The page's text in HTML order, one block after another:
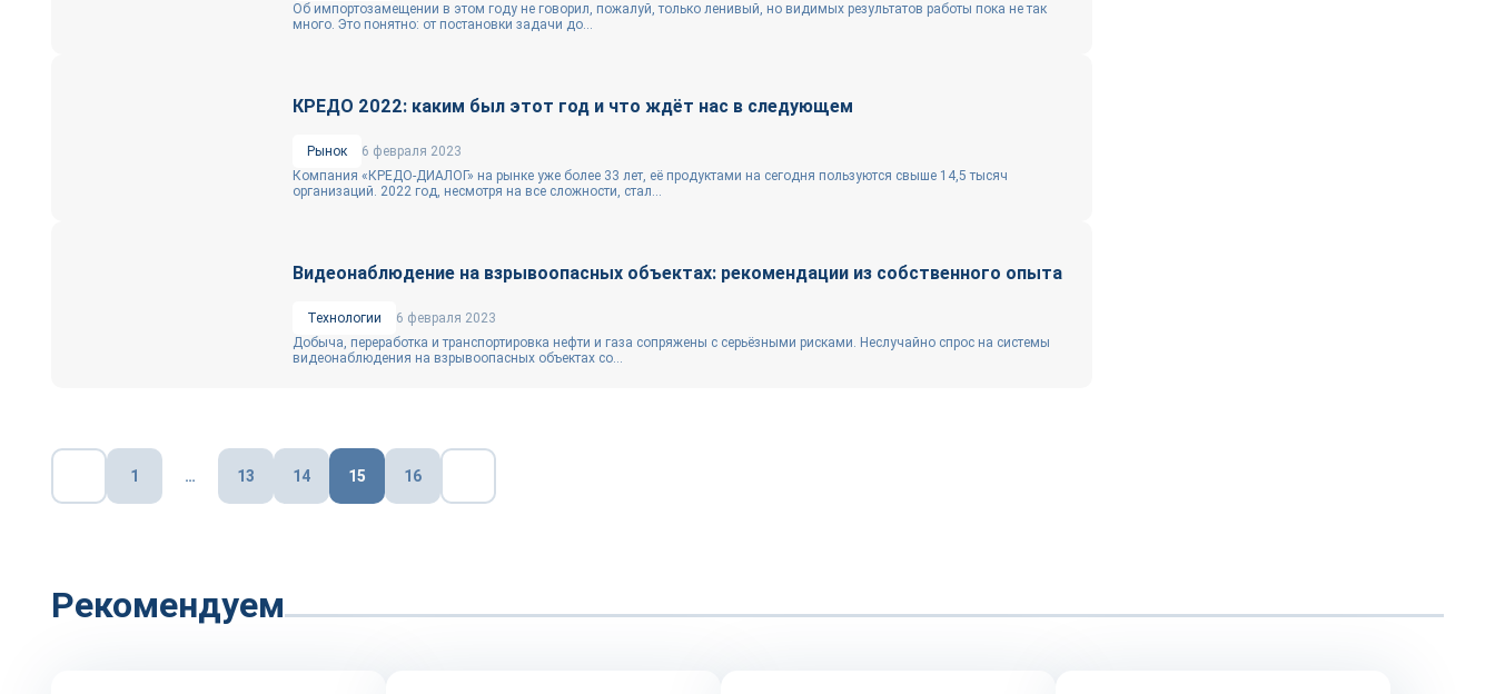
Об импортозамещении в этом году не говорил, пожалуй, только ленивый, но видимых результатов работы пока не так
много. Это понятно: от постановки задачи до...
КРЕДО 2022: каким был этот год и что ждёт нас в следующем
Рынок
6 февраля 2023
Компания «КРЕДО-ДИАЛОГ» на рынке уже более 33 лет, её продуктами на сегодня пользуются свыше 14,5 тысяч
организаций. 2022 год, несмотря на все сложности, стал...
Видеонаблюдение на взрывоопасных объектах: рекомендации из собственного опыта
Технологии
6 февраля 2023
Добыча, переработка и транспортировка нефти и газа сопряжены с серьёзными рисками. Неслучайно спрос на системы
видеонаблюдения на взрывоопасных объектах со...
Пагинация
записей
1 … 13 14 15 16
Рекомендуем